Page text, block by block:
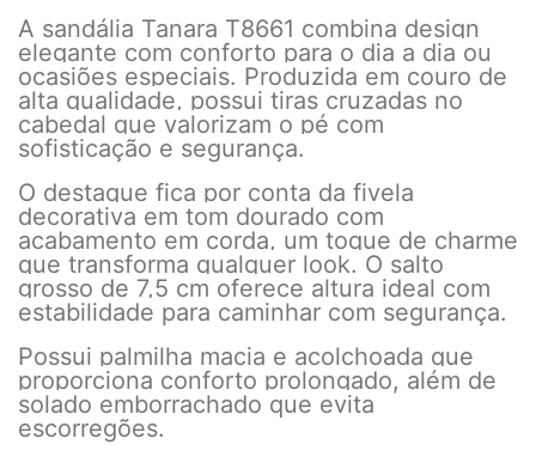
A sandália Tanara T8661 combina design
elegante com conforto para o dia a dia ou
ocasiões especiais. Produzida em couro de
alta qualidade, possui tiras cruzadas no
cabedal que valorizam o pé com
sofisticação e segurança.
O destaque fica por conta da fivela
decorativa em tom dourado com
acabamento em corda, um toque de charme
que transforma qualquer look. O salto
grosso de 7,5 cm oferece altura ideal com
estabilidade para caminhar com segurança.
Possui palmilha macia e acolchoada que
proporciona conforto prolongado, além de
solado emborrachado que evita
escorregões.